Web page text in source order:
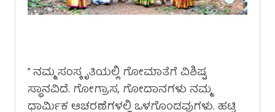
” ನಮ್ಮ ಸಂಸ್ಕೃತಿಯಲ್ಲಿ ಗೋಮಾತೆಗೆ ವಿಶಿಷ್ಟ
ಸ್ಥಾನವಿದೆ. ಗೋಗ್ರಾಸ, ಗೋದಾನಗಳು ನಮ್ಮ
ಧಾರ್ಮಿಕ ಆಚರಣೆಗಳಲ್ಲಿ ಒಳಗೊಂಡವುಗಳು. ಹಟ್ಟಿ